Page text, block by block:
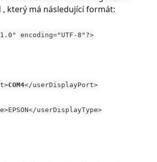
, který má následující formát:
encoding="UTF-8"?>
COM4</userDisplayPort>
userDisplayType>